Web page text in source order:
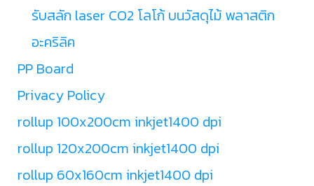
รับสลัก laser CO2 โลโก้ บนวัสดุไม้ พลาสติก
อะคริลิค
PP Board
Privacy Policy
rollup 100x200cm inkjet1400 dpi
rollup 120x200cm inkjet1400 dpi
rollup 60x160cm inkjet1400 dpi